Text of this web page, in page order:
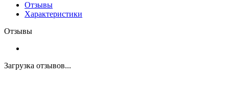
Отзывы
Характеристики
Отзывы
Загрузка отзывов...